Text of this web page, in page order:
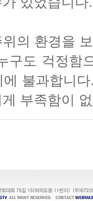
의 환경을
구도 걱정함
불과합니
부족함이